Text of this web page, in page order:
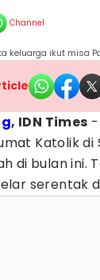
Channel
keluarga ikut misa
, IDN Times -
Katolik di
di bulan
serentak